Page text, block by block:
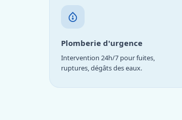
Plomberie d'urgence
Intervention 24h/7 pour fuites,
ruptures, dégâts des eaux.